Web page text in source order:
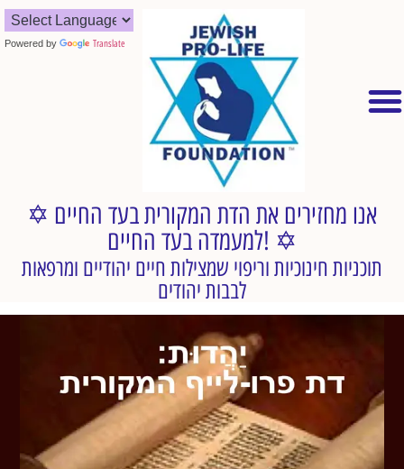
Powered by Translate
✡︎ אנו מחזירים את הדת המקורית בעד החיים
למעמדה בעד החיים! ✡︎
תוכניות חינוכיות וריפוי שמצילות חיים יהודיים ומרפאות
לבבות יהודים